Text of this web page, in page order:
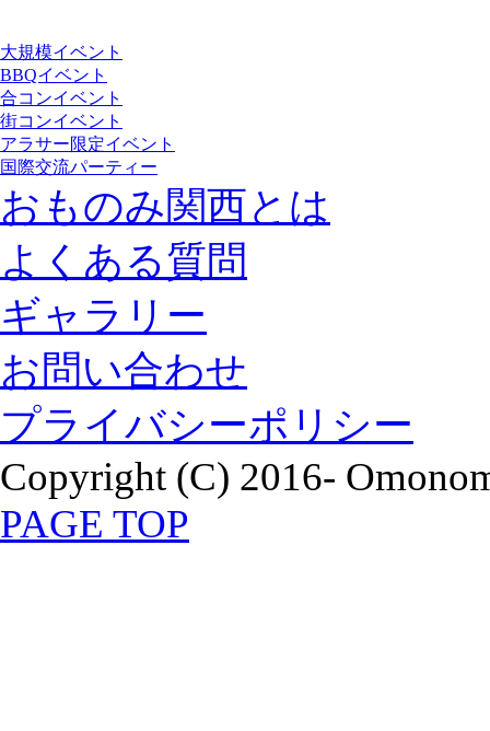
大規模イベント
BBQイベント
合コンイベント
街コンイベント
アラサー限定イベント
国際交流パーティー
おものみ関西とは
よくある質問
ギャラリー
お問い合わせ
プライバシーポリシー
Copyright (C) 2016-
PAGE TOP